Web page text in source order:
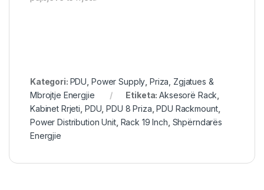
Kategori: PDU Power Supply Priza, Zgjatues &
Mbrojtje Energjie
Etiketa:Aksesorë Rack
Kabinet Rrjeti PDU ,PDU 8 Priza ,PDU Rackmount,
Power Distribution Unit, Rack 19 Inch Shpërndarës
Energjie